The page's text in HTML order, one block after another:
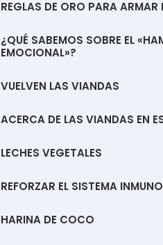
REGLAS DE ORO PARA
¿QUÉ SABEMOS SOBRE EL
EMOCIONAL»?
VUELVEN LAS VIANDAS
ACERCA DE LAS VIANDAS EN
LECHES VEGETALES
REFORZAR EL SISTEMA
HARINA DE COCO